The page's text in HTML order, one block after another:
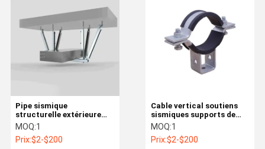
Pipe sismique
structurelle extérieure
intérieure soutient le
câble d'avion
MOQ:1
Prix:$2-$200
Cable vertical soutiens
sismiques supports de
freinage AF730 rigide
lourd
MOQ:1
Prix:$2-$200